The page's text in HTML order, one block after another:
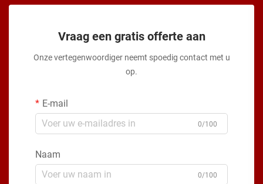
Vraag een gratis offerte aan
Onze vertegenwoordiger neemt spoedig contact met u
op.
E-mail
0/100
Naam
0/100